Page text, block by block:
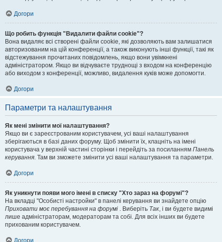
Догори
Що робить функція "Видалити файли cookie"?
Вона видаляє всі створені файли cookie, які дозволяють вам залишатися
авторизованим на цій конференції, а також виконують інші функції, такі як
відстежування прочитаних повідомлень, якщо вони увімкнені
адміністратором. Якщо ви відчуваєте труднощі з входом на конференцію
або виходом з конференції, можливо, видалення куків може допомогти.
Догори
Параметри та налаштування
Як мені змінити мої налаштування?
Якщо ви є зареєстрованим користувачем, усі ваші налаштування
зберігаються в базі даних форуму. Щоб змінити їх, клацніть на імені
користувача у верхній частині сторінки і перейдіть за посиланням Панель
керування. Там ви зможете змінити усі ваші налаштування та параметри.
Догори
Як уникнути появи мого імені в списку "Хто зараз на форумі"?
На вкладці "Особисті настройки" в панелі керування ви знайдете опцію
Приховати моє перебування на форумі . Виберіть Так, і ви будете видимі
лише адміністраторам, модераторам та собі. Для всіх інших ви будете
прихованим користувачем.
Догори